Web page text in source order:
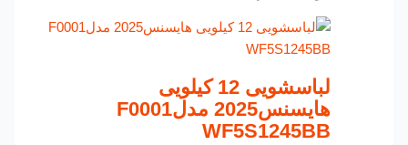
لباسشویی 12 کیلویی
هایسنس2025 مدلF0001
WF5S1245BB